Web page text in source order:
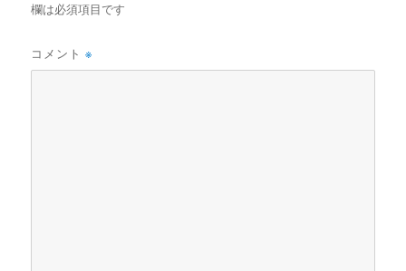
欄は必須項目です
コメント※